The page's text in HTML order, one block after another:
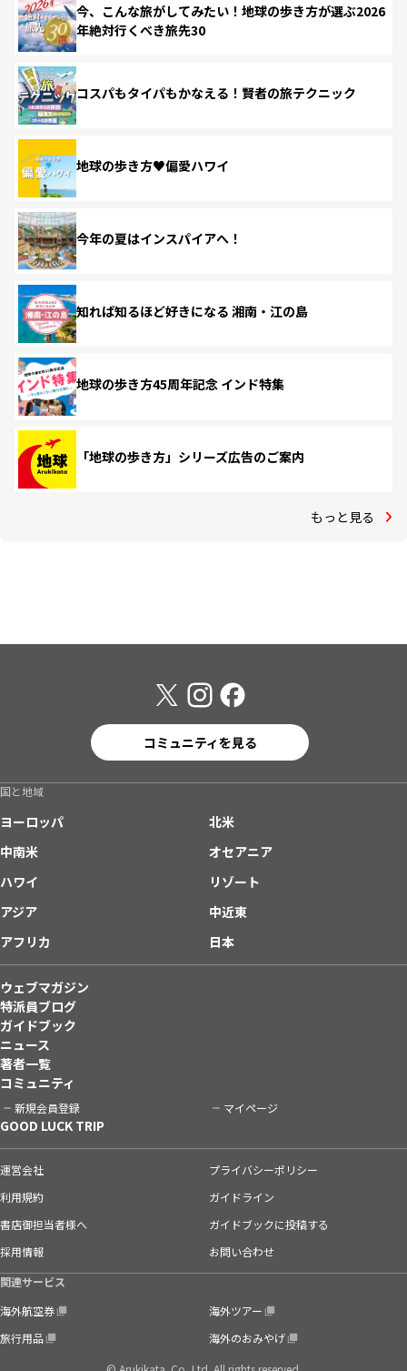
今、こんな旅がしてみたい！地球の歩き方が選ぶ2026
年絶対行くべき旅先30
コスパもタイパもかなえる！賢者の旅テクニック
地球の歩き方♥偏愛ハワイ
今年の夏はインスパイアへ！
知れば知るほど好きになる 湘南・江の島
地球の歩き方45周年記念 インド特集
「地球の歩き方」シリーズ広告のご案内
もっと見る
コミュニティを見る
国と地域
ヨーロッパ
北米
中南米
オセアニア
ハワイ
リゾート
アジア
中近東
アフリカ
日本
ウェブマガジン
特派員ブログ
ガイドブック
ニュース
著者一覧
コミュニティ
新規会員登録 マイページ
GOOD LUCK TRIP
運営会社
プライバシーポリシー
利用規約
ガイドライン
書店御担当者様へ
ガイドブックに投稿する
採用情報
お問い合わせ
関連サービス
海外航空券
海外ツアー
旅行用品
海外のおみやげ